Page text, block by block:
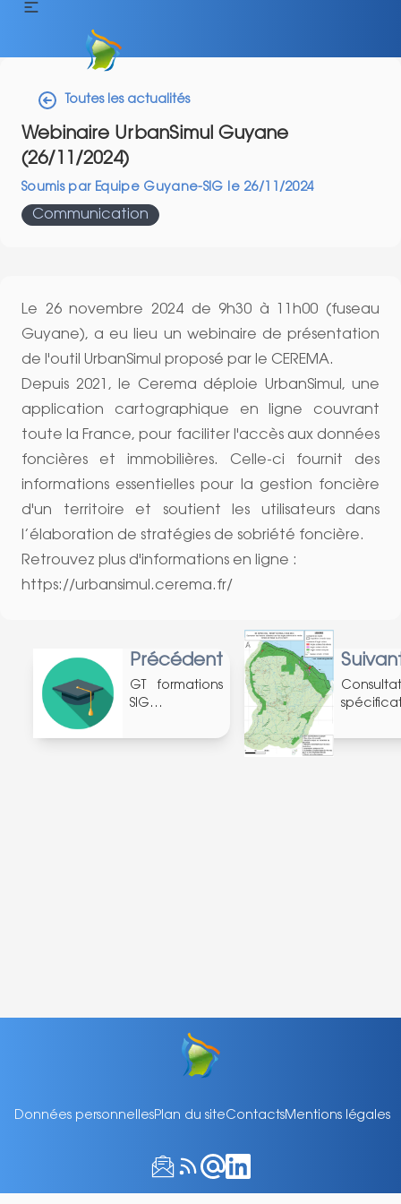
Toutes les actualités
Webinaire UrbanSimul Guyane
(26/11/2024)
Soumis par Equipe Guyane-SIG le 26/11/2024
Communication
Le 26 novembre 2024 de 9h30 à 11h00 (fuseau
Guyane), a eu lieu un webinaire de présentation
de l'outil UrbanSimul proposé par le CEREMA.
Depuis 2021, le Cerema déploie UrbanSimul, une
application cartographique en ligne couvrant
toute la France, pour faciliter l'accès aux données
foncières et immobilières. Celle-ci fournit des
informations essentielles pour la gestion foncière
d'un territoire et soutient les utilisateurs dans
l’élaboration de stratégies de sobriété foncière.
Retrouvez plus d'informations en ligne :
https://urbansimul.cerema.fr/
Précédent
GT formations
SIG
(28/11/
Données personnellesPlan du siteContactsMentions légales